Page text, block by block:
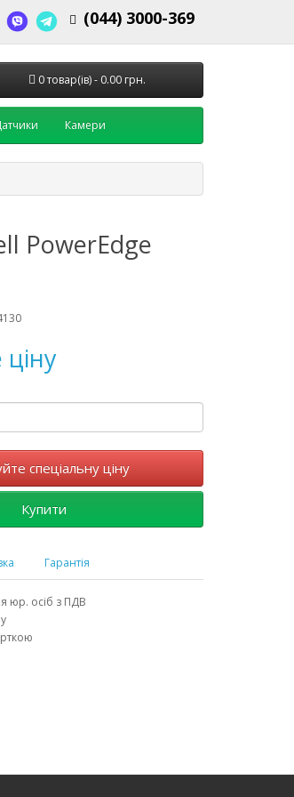
(044) 3000-369
0 товар(ів) - 0.00 грн.
Камери
PowerEdge
спеціальну ціну
Купити
Гарантія
юр. осіб з ПДВ